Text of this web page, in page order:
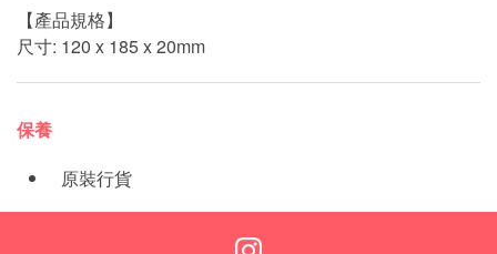
【產品規格】
尺寸: 120 x 185 x 20mm
保養
原裝行貨